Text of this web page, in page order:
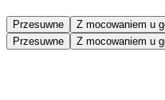
Przesuwne Z mocowaniem u
Przesuwne
Z mocowaniem u